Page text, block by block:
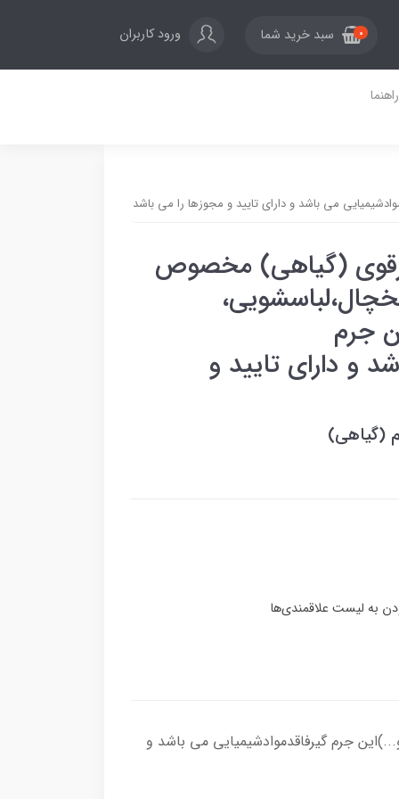
0 سبد خرید شما ورود کاربران
راهنما
می باشد و دارای تایید و مجوزها را می باشد
(گیاهی) مخصوص
جرم
و دارای تایید و
(گیاهی)
جرم گیرفاقدموادشیمیایی می باشد و